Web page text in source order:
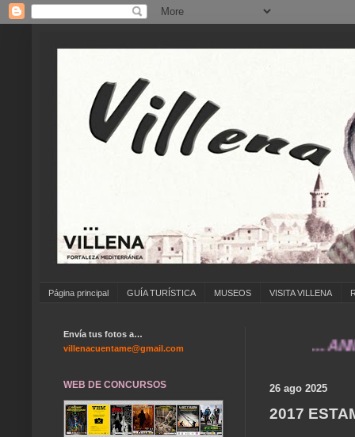
Página principal GUÍA TURÍSTICA MUSEOS VISITA VILLENA
... ANÍMATE
26 ago 2025
2017
Envía tus fotos a…
villenacuentame@gmail.com
WEB DE CONCURSOS